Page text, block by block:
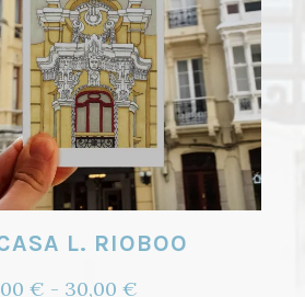
L. RIOBOO
€ - 30,00 €Rango